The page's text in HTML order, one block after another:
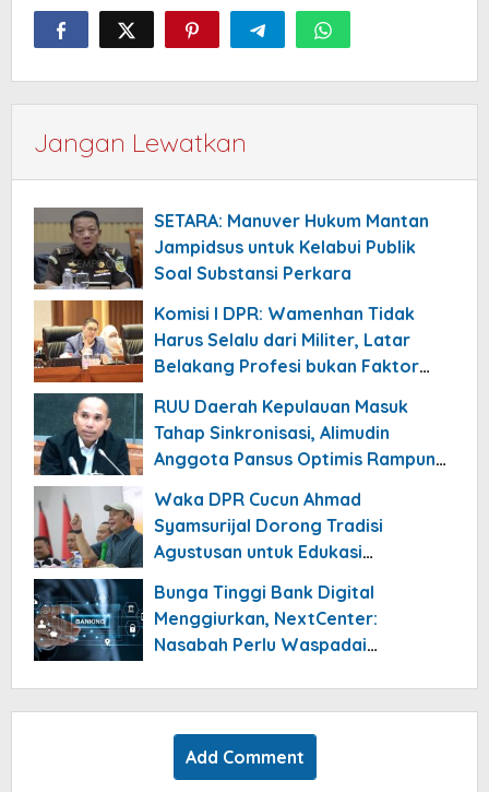
Jangan Lewatkan
SETARA: Manuver Hukum Mantan
Jampidsus untuk Kelabui Publik
Soal Substansi Perkara
Komisi I DPR: Wamenhan Tidak
Harus Selalu dari Militer, Latar
Belakang Profesi bukan Faktor
RUU Daerah Kepulauan Masuk
Tahap Sinkronisasi, Alimudin
Anggota Pansus Optimis Rampung
Waka DPR Cucun Ahmad
Syamsurijal Dorong Tradisi
Agustusan untuk Edukasi
Bunga Tinggi Bank Digital
Menggiurkan, NextCenter:
Nasabah Perlu Waspadai
Add Comment